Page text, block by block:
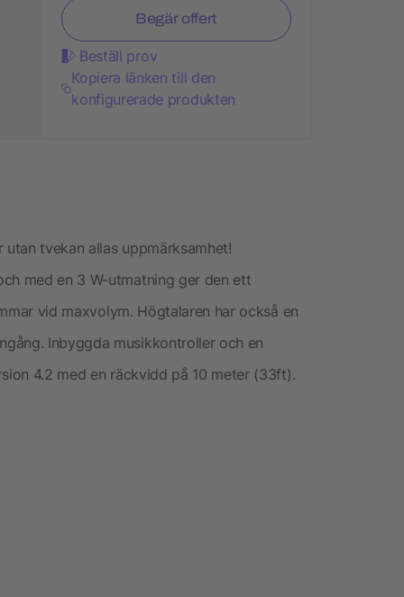
Begär offert
Beställ prov
Kopiera länken till den
konfigurerade produkten
tvekan allas uppmärksamhet!
med en 3 W-utmatning ger den ett
vid maxvolym. Högtalaren har också en
Inbyggda musikkontroller och en
4.2 med en räckvidd på 10 meter (33ft).